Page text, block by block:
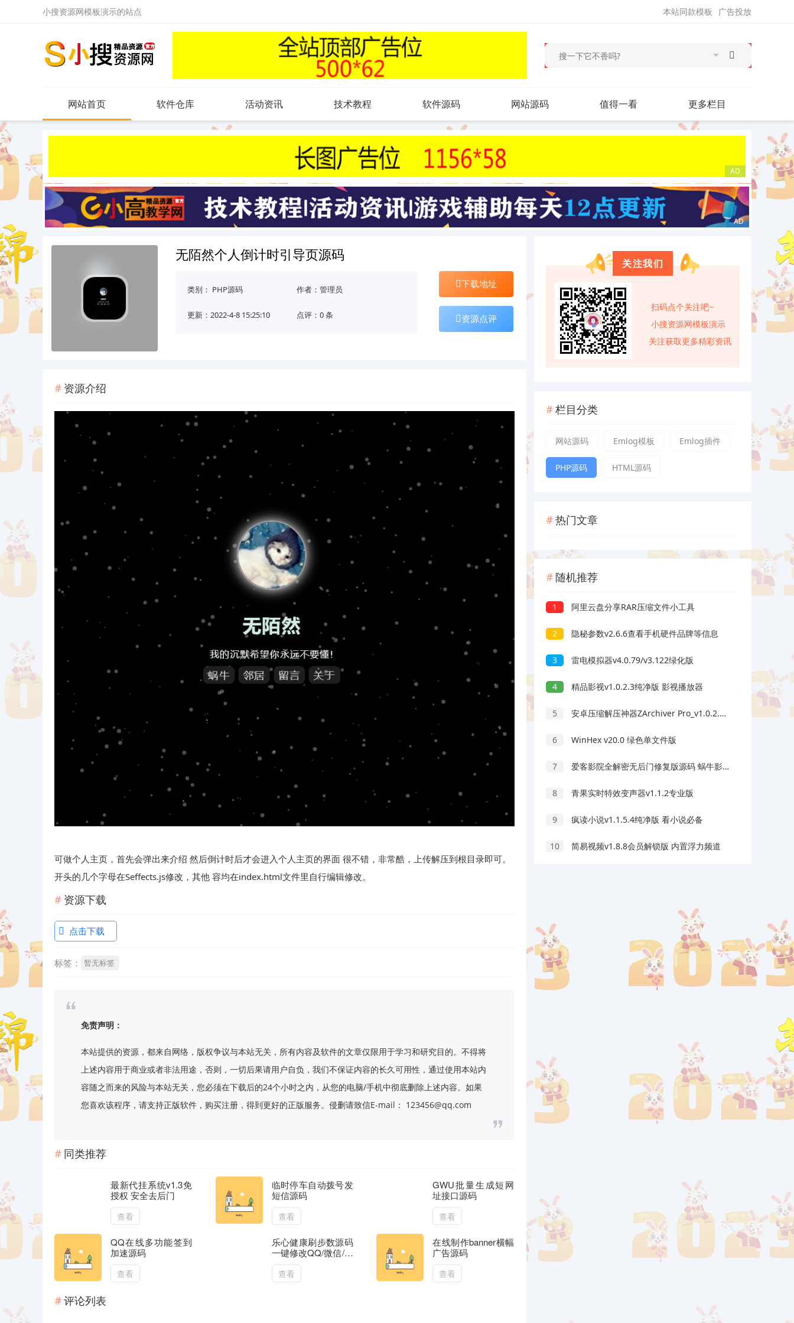
小搜资源网模板演示的站点 广告投放
本站同款模板
网站首页 软件仓库 活动资讯 技术教程 软件源码 网站源码 值得一看 更多栏目
无陌然个人倒计时引导页源码
类别： PHP源码 作者：管理员
更新：2022-4-8 15:25:10 点评：0 条
下载地址
资源点评
资源介绍
可做个人主页，首先会弹出来介绍 然后倒计时后才会进入个人主页的界面 很不错，非常酷，上传解压到根目录即可。
开头的几个字母在Seffects.js修改，其他 容均在index.html文件里自行编辑修改。
资源下载
点击下载
标签： 暂无标签
免责声明：
本站提供的资源，都来自网络，版权争议与本站无关，所有内容及软件的文章仅限用于学习和研究目的。不得将
上述内容用于商业或者非法用途，否则，一切后果请用户自负，我们不保证内容的长久可用性，通过使用本站内
容随之而来的风险与本站无关，您必须在下载后的24个小时之内，从您的电脑/手机中彻底删除上述内容。如果
您喜欢该程序，请支持正版软件，购买注册，得到更好的正版服务。侵删请致信E-mail： 123456@qq.com
同类推荐
最新代挂系统v1.3免
授权 安全去后门
查看
临时停车自动拨号发
短信源码
查看
GWU批量生成短网
址接口源码
查看
QQ在线多功能签到
加速源码
查看
乐心健康刷步数源码
一键修改QQ/微信/支
付宝步数
查看
在线制作banner横幅
广告源码
查看
评论列表
关注我们
扫码点个关注吧~
小搜资源网模板演示
关注获取更多精彩资讯
栏目分类
网站源码 Emlog模板 Emlog插件
PHP源码 HTML源码
热门文章
随机推荐
1 阿里云盘分享RAR压缩文件小工具
2 隐秘参数v2.6.6查看手机硬件品牌等信息
3 雷电模拟器v4.0.79/v3.122绿化版
4 精品影视v1.0.2.3纯净版 影视播放器
5 安卓压缩解压神器ZArchiver Pro_v1.0.2.10005正式版
6 WinHex v20.0 绿色单文件版
7 爱客影院全解密无后门修复版源码 蜗牛影院同款
8 青果实时特效变声器v1.1.2专业版
9 疯读小说v1.1.5.4纯净版 看小说必备
10 简易视频v1.8.8会员解锁版 内置浮力频道